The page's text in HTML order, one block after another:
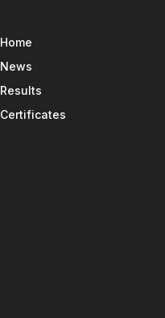
Home
News
Results
Certificates